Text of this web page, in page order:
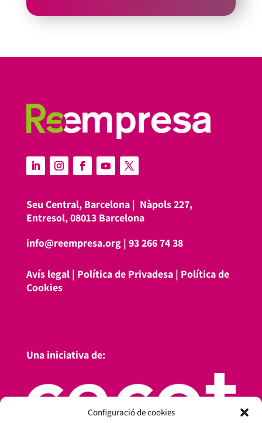
Configuració de cookies
Seu Central, Barcelona | Nàpols 227,
Entresol, 08013 Barcelona
info@reempresa.org| 93 266 74 38
Avís legal| Política de Privadesa| Política de
Cookies
Una iniciativa de: